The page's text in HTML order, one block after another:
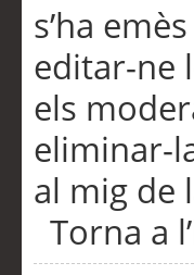
s’ha
editar-ne
els
eliminar-
al mig de
Torna a